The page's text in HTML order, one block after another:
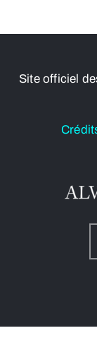
Site officiel